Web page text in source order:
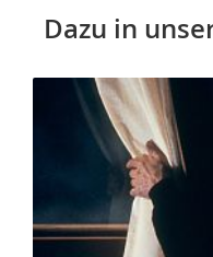
Dazu in